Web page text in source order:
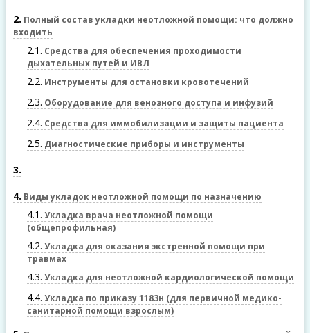
2 Полный состав укладки неотложной помощи: что должно
входить
2.1 Средства для обеспечения проходимости
дыхательных путей и ИВЛ
2.2 Инструменты для остановки кровотечений
2.3 Оборудование для венозного доступа и инфузий
2.4 Средства для иммобилизации и защиты пациента
2.5 Диагностические приборы и инструменты
3
4 Виды укладок неотложной помощи по назначению
4.1 Укладка врача неотложной помощи
(общепрофильная)
4.2 Укладка для оказания экстренной помощи при
травмах
4.3 Укладка для неотложной кардиологической помощи
4.4 Укладка по приказу 1183н (для первичной медико-
санитарной помощи взрослым)